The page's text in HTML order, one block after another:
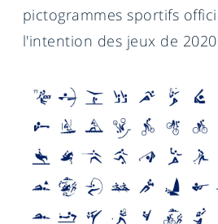
pictogrammes sportifs
l'intention des jeux de